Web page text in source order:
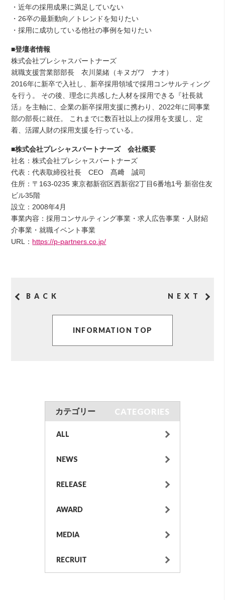
・近年の採用成果に満足していない
・26卒の最新動向／トレンドを知りたい
・採用に成功している他社の事例を知りたい
■登壇者情報
株式会社プレシャスパートナーズ
就職支援営業部部長 衣川菜緒（キヌガワ ナオ）
2016年に新卒で入社し、新卒採用領域で採用コンサルティング
を行う。 その後、理念に共感した人材を採用できる『社長就
活』を主軸に、企業の新卒採用支援に携わり、2022年に同事業
部の部長に就任。 これまでに数百社以上の採用を支援し、定
着、活躍人財の採用支援を行っている。
■株式会社プレシャスパートナーズ 会社概要
社名：株式会社プレシャスパートナーズ
代表：代表取締役社長 CEO 髙﨑 誠司
住所：〒163-0235 東京都新宿区西新宿2丁目6番地1号 新宿住友
ビル35階
設立：2008年4月
事業内容：採用コンサルティング事業・求人広告事業・人財紹
介事業・就職イベント事業
URL： https://p-partners.co.jp/
BACK NEXT
INFORMATION TOP
カテゴリー CATEGORIES
ALL
NEWS
RELEASE
AWARD
MEDIA
RECRUIT